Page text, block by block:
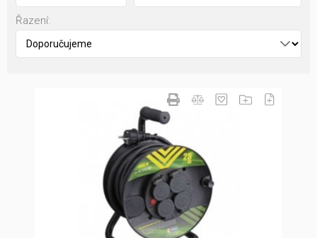
Řazení: